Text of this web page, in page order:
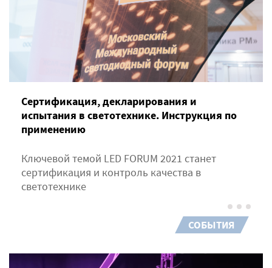
Сертификация, декларирования и
испытания в светотехнике. Инструкция по
применению
Ключевой темой LED FORUM 2021 станет
сертификация и контроль качества в
светотехнике
СОБЫТИЯ